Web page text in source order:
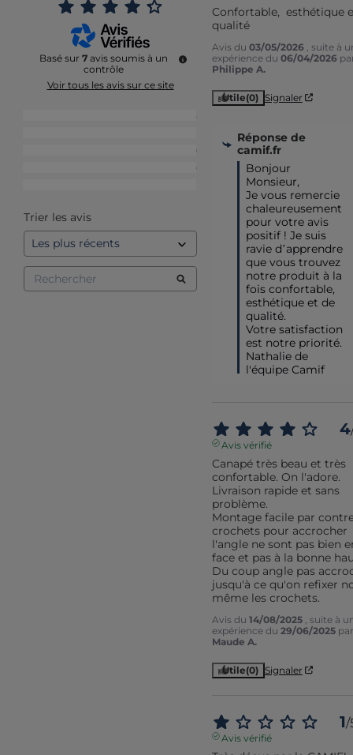
Basé sur 7 avis soumis à un
contrôle
Voir tous les avis sur ce site
5
0
0
Trier les avis
Confortable,  esthétique
qualité
Avis du 03/05/2026
, suite à
expérience du 06/04/2026
Philippe A.
Utile(0) Signaler
Réponse de
camif.fr
Bonjour
Monsieur,
Je vous remercie
chaleureusement
pour votre avis
positif ! Je suis
ravie d’apprendre
que vous trouvez
notre produit à la
fois confortable,
esthétique et de
qualité.
Votre satisfaction
est notre priorité.
Nathalie de
l'équipe Camif
4
Avis vérifié
Canapé très beau et très
confortable. On l'adore.
Livraison rapide et sans
problème.
Montage facile par
crochets pour accrocher
l'angle ne sont pas bien
face et pas à la bonne
Du coup angle pas
jusqu'à ce qu'on refixer
même les crochets.
Avis du 14/08/2025
, suite à
expérience du 29/06/2025 par
Maude A.
Utile(0) Signaler
1/
Avis vérifié